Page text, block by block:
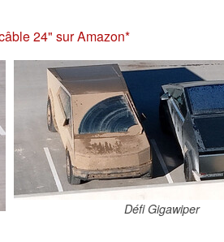
24" sur Amazon
Défi Gigawiper